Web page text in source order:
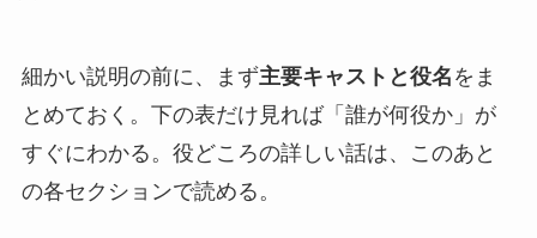
細かい説明の前に、まず主要キャストと役名 をま
とめておく。下の表だけ見れば「誰が何役か」が
すぐにわかる。役どころの詳しい話は、このあと
の各セクションで読める。